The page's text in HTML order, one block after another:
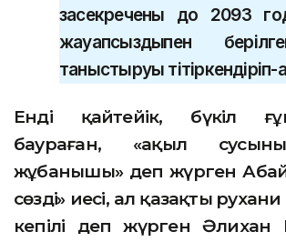
засекречены до 2093
жауапсыздықпен
таныстыруы тітіркендіріп-
Енді қайтейік, бүкіл
баураған, «ақыл
жұбанышы» деп жүрген
сөздің» иесі, ал қазақтың
кепілі деп жүрген Әлихан